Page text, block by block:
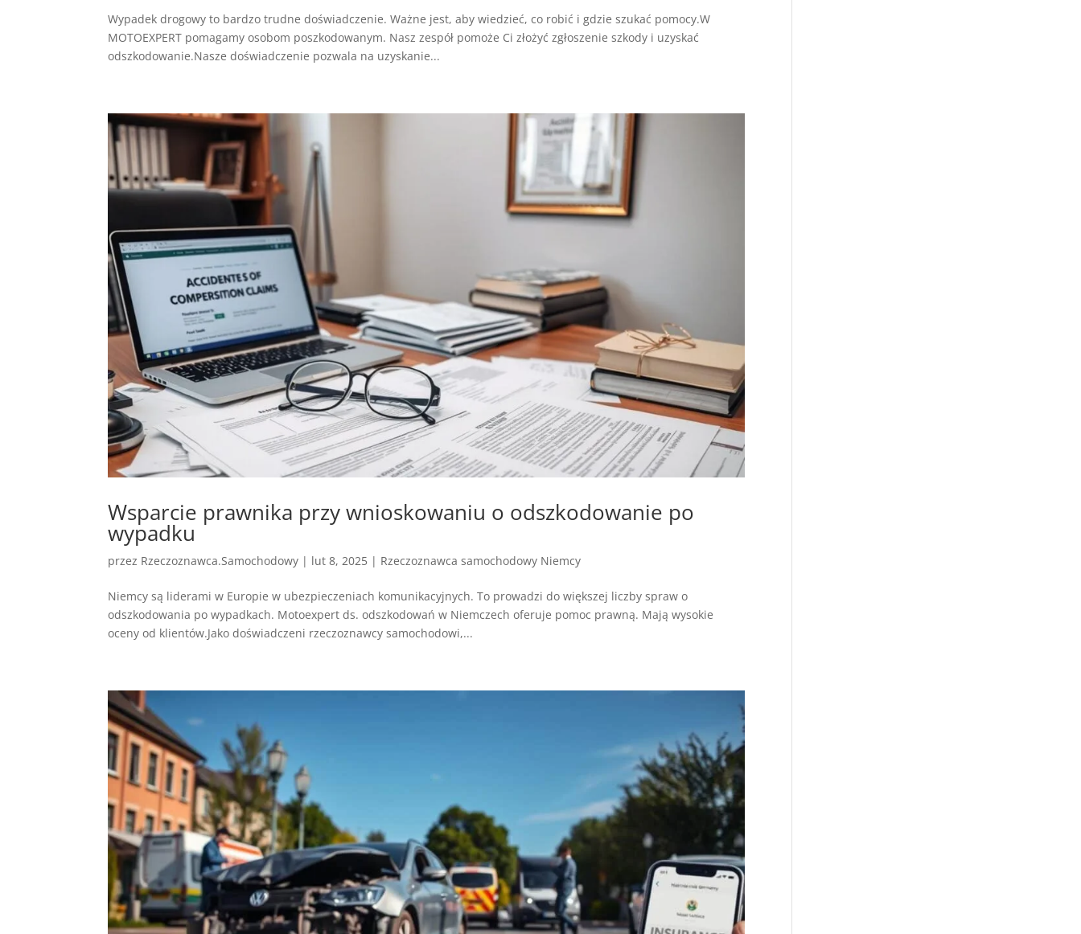
Wypadek drogowy to bardzo trudne doświadczenie. Ważne jest, aby wiedzieć, co robić i gdzie szukać pomocy.W
MOTOEXPERT pomagamy osobom poszkodowanym. Nasz zespół pomoże Ci złożyć zgłoszenie szkody i uzyskać
odszkodowanie.Nasze doświadczenie pozwala na uzyskanie...
Wsparcie prawnika przy wnioskowaniu o odszkodowanie po
wypadku
przez Rzeczoznawca.Samochodowy | lut 8, 2025 | Rzeczoznawca samochodowy Niemcy
Niemcy są liderami w Europie w ubezpieczeniach komunikacyjnych. To prowadzi do większej liczby spraw o
odszkodowania po wypadkach. Motoexpert ds. odszkodowań w Niemczech oferuje pomoc prawną. Mają wysokie
oceny od klientów.Jako doświadczeni rzeczoznawcy samochodowi,...